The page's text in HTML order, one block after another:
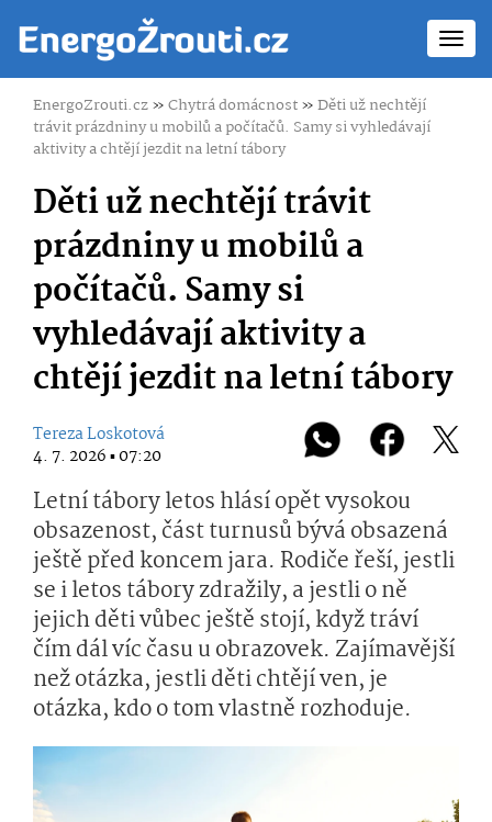
EnergoZrouti.cz»Chytrá domácnost»Děti už nechtějí
trávit prázdniny u mobilů a počítačů. Samy si vyhledávají
aktivity a chtějí jezdit na letní tábory
Děti už nechtějí trávit
prázdniny u mobilů a
počítačů. Samy si
vyhledávají aktivity a
chtějí jezdit na letní tábory
Tereza Loskotová
4. 7. 2026 ▪ 07:20
Letní tábory letos hlásí opět vysokou
obsazenost, část turnusů bývá obsazená
ještě před koncem jara. Rodiče řeší, jestli
se i letos tábory zdražily, a jestli o ně
jejich děti vůbec ještě stojí, když tráví
čím dál víc času u obrazovek. Zajímavější
než otázka, jestli děti chtějí ven, je
otázka, kdo o tom vlastně rozhoduje.